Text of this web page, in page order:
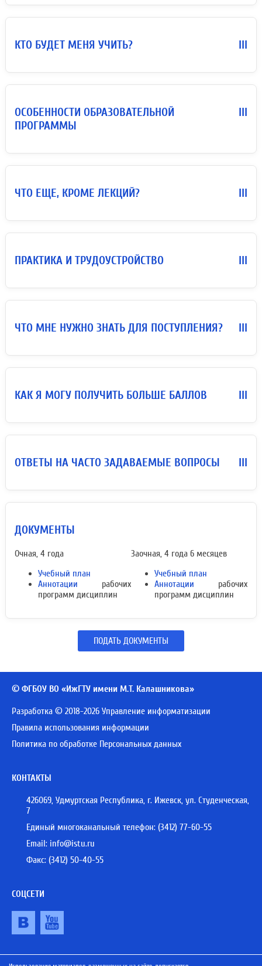
КТО БУДЕТ МЕНЯ УЧИТЬ? III
ОСОБЕННОСТИ ОБРАЗОВАТЕЛЬНОЙ
ПРОГРАММЫ
III
ЧТО ЕЩЕ, КРОМЕ ЛЕКЦИЙ? III
ПРАКТИКА И ТРУДОУСТРОЙСТВО III
ЧТО МНЕ НУЖНО ЗНАТЬ ДЛЯ ПОСТУПЛЕНИЯ? III
КАК Я МОГУ ПОЛУЧИТЬ БОЛЬШЕ БАЛЛОВ III
ОТВЕТЫ НА ЧАСТО ЗАДАВАЕМЫЕ ВОПРОСЫ III
ДОКУМЕНТЫ
Очная, 4 года
Учебный план
Аннотации рабочих
программ дисциплин
Заочная, 4 года 6 месяцев
Учебный план
Аннотации рабочих
программ дисциплин
ПОДАТЬ ДОКУМЕНТЫ
© ФГБОУ ВО «ИжГТУ имени М.Т. Калашникова»
Разработка © 2018-2026 Управление информатизации
Правила использования информации
Политика по обработке Персональных данных
КОНТАКТЫ
426069, Удмуртская Республика, г. Ижевск, ул. Студенческая,
7
Единый многоканальный телефон: (3412) 77-60-55
Email: info@istu.ru
Факс: (3412) 50-40-55
СОЦСЕТИ